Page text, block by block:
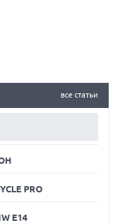
все статьи
PRO
E14
PRO
E14
PRO
E14